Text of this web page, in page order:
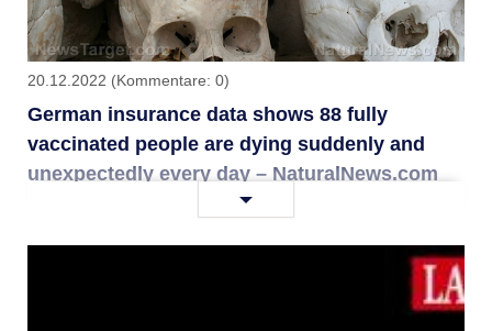
das
10-
fache
mehr
unterrepräsentiert
20.12.2022 (Kommentare: 0)
German insurance data shows 88 fully
vaccinated people are dying suddenly and
unexpectedly every day – NaturalNews.com
insurance
data